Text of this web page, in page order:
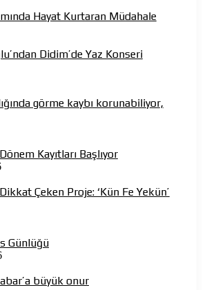
Hayat Kurtaran Müdahale
Didim’de Yaz Konseri
görme kaybı korunabiliyor,
Kayıtları Başlıyor
Çeken Proje: ‘Kün Fe Yekün’
Günlüğü
büyük onur